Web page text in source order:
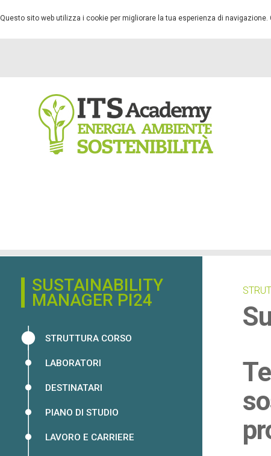
Questo sito web utilizza i cookie per migliorare la tua esperienza di
SUSTAINABILITY
MANAGER PI24
STRUTTURA CORSO
LABORATORI
DESTINATARI
PIANO DI STUDIO
LAVORO E CARRIERE